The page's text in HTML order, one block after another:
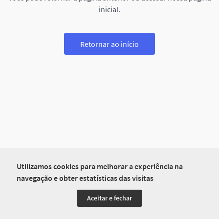
Utilizamos cookies para melhorar a experiência na
navegação e obter estatísticas das visitas
Aceitar e fechar
inicial.
Retornar ao início